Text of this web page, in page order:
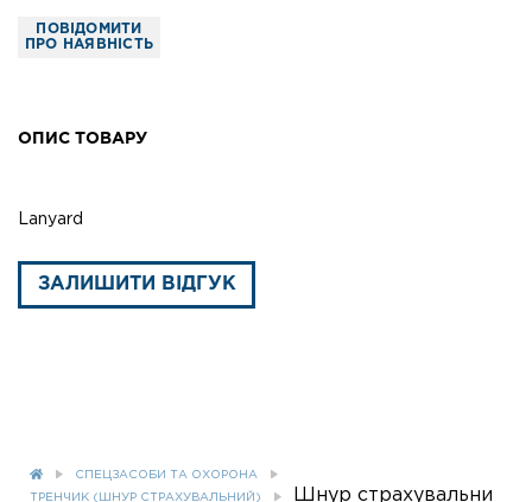
ПОВІДОМИТИ
ПРО НАЯВНІСТЬ
ОПИС ТОВАРУ
Lanyard
ЗАЛИШИТИ ВІДГУК
СПЕЦЗАСОБИ ТА ОХОРОНА
ТРЕНЧИК (ШНУР СТРАХУВАЛЬНИЙ)
Шнур страхувальни